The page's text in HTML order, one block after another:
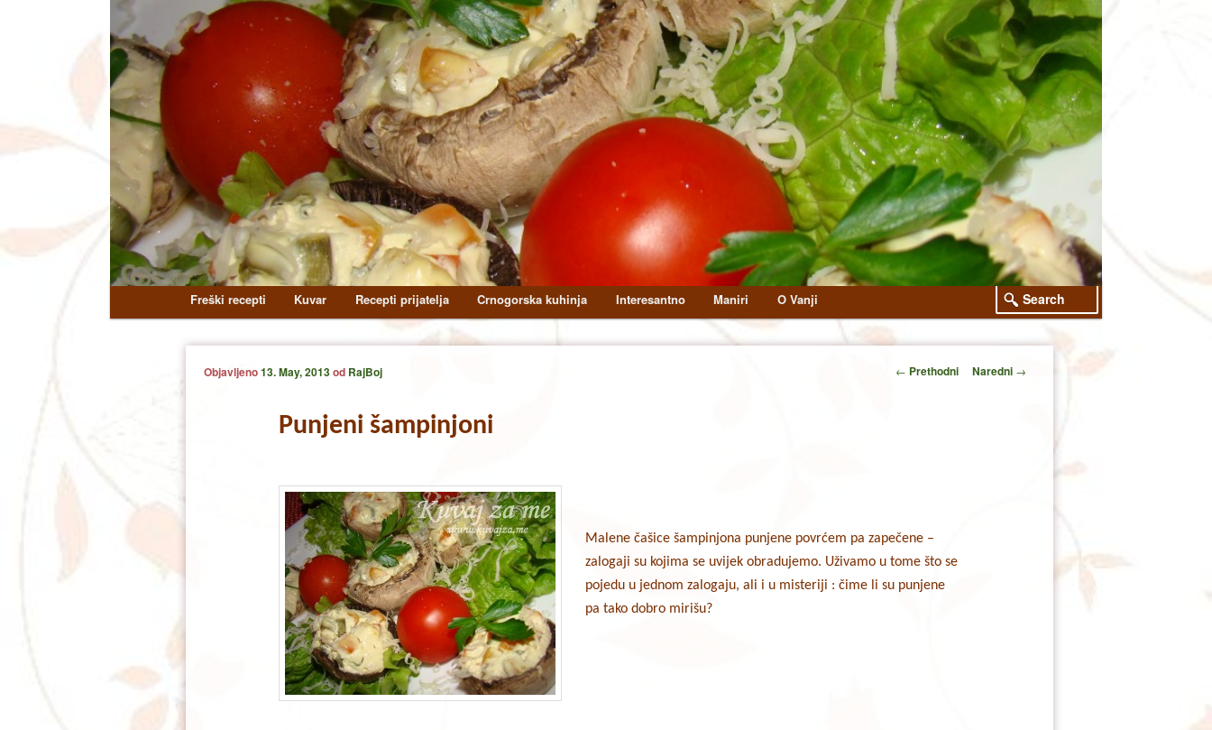
Main
Skip
to
Skip
to
Freški recepti Kuvar Recepti prijatelja Crnogorska kuhinja Interesantno Maniri O Vanji
Post
← Prethodni Naredni →
Punjeni šampinjoni
Objavljeno13. May, 2013od RajBoj
Malene čašice šampinjona punjene povrćem pa zapečene –
zalogaji su kojima se uvijek obradujemo. Uživamo u tome što se
pojedu u jednom zalogaju, ali i u misteriji : čime li su punjene
pa tako dobro mirišu?